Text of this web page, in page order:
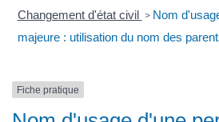
Changement d'état civil > Nom
majeure : utilisation du nom des
Fiche pratique